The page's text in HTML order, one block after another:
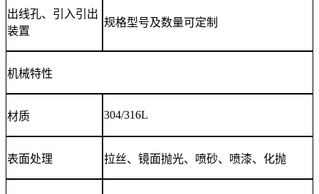
出线孔、引入引出
装置
规格型号及数量可定制
机械特性
材质 304/316L
表面处理 拉丝、镜面抛光、喷砂、喷漆、化抛